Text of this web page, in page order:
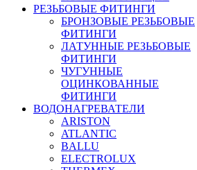
РЕЗЬБОВЫЕ ФИТИНГИ
БРОНЗОВЫЕ РЕЗЬБОВЫЕ
ФИТИНГИ
ЛАТУННЫЕ РЕЗЬБОВЫЕ
ФИТИНГИ
ЧУГУННЫЕ
ОЦИНКОВАННЫЕ
ФИТИНГИ
ВОДОНАГРЕВАТЕЛИ
ARISTON
ATLANTIC
BALLU
ELECTROLUX